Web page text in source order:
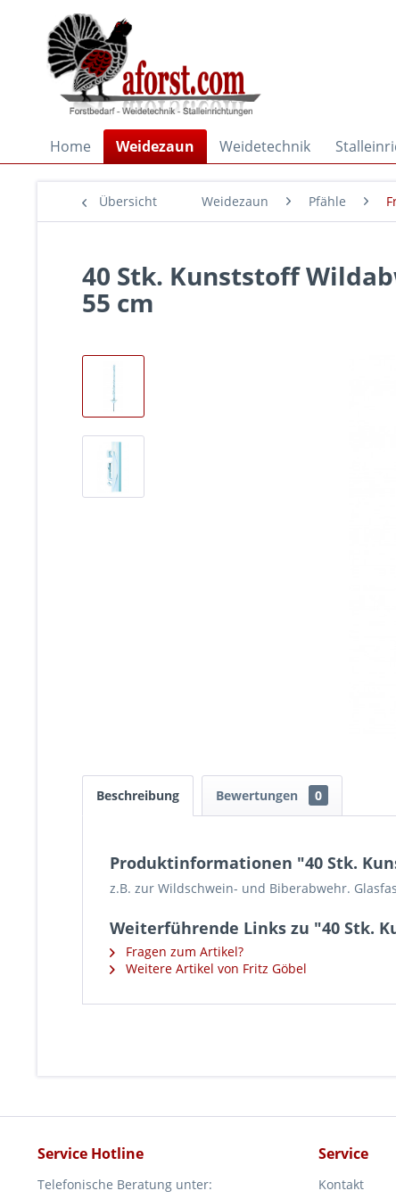
Home Weidezaun Weidetechnik
Übersicht Weidezaun Pfähle
40 Stk. Kunststoff
55 cm
Beschreibung Bewertungen 0
Produktinformationen "40 Stk.
z.B. zur Wildschwein- und Biberabwehr.
Weiterführende Links zu "40 Stk.
Fragen zum Artikel?
Weitere Artikel von Fritz Göbel
Service Hotline
Telefonische Beratung unter:
Service
Kontakt